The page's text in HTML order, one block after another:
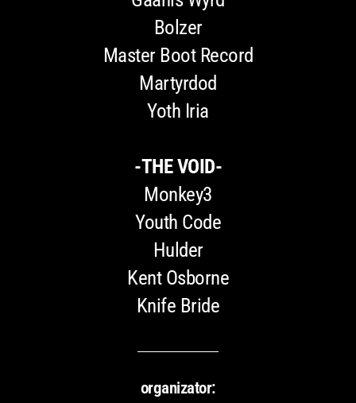
Bolzer
Master Boot Record
Martyrdod
Yoth Iria
-THE VOID-
Monkey3
Youth Code
Hulder
Kent Osborne
Knife Bride
organizator: